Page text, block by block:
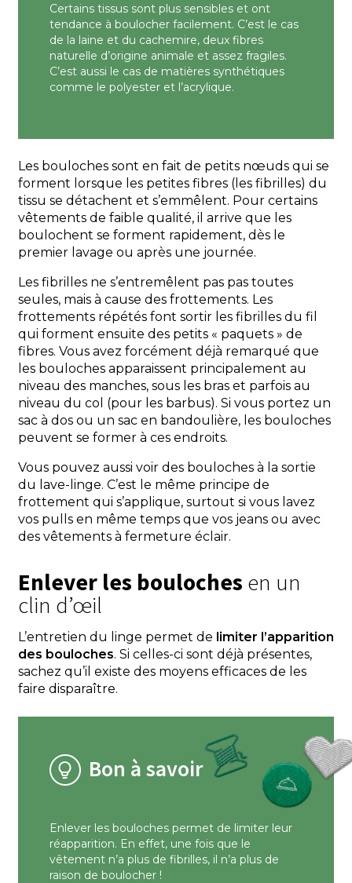
Certains tissus sont plus sensibles et ont
tendance à boulocher facilement. C’est le cas
de la laine et du cachemire, deux fibres
naturelle d’origine animale et assez fragiles.
C’est aussi le cas de matières synthétiques
comme le polyester et l’acrylique.
Les bouloches sont en fait de petits nœuds qui se
forment lorsque les petites fibres (les fibrilles) du
tissu se détachent et s’emmêlent. Pour certains
vêtements de faible qualité, il arrive que les
boulochent se forment rapidement, dès le
premier lavage ou après une journée.
Les fibrilles ne s’entremêlent pas pas toutes
seules, mais à cause des frottements. Les
frottements répétés font sortir les fibrilles du fil
qui forment ensuite des petits « paquets » de
fibres. Vous avez forcément déjà remarqué que
les bouloches apparaissent principalement au
niveau des manches, sous les bras et parfois au
niveau du col (pour les barbus). Si vous portez un
sac à dos ou un sac en bandoulière, les bouloches
peuvent se former à ces endroits.
Vous pouvez aussi voir des bouloches à la sortie
du lave-linge. C’est le même principe de
frottement qui s’applique, surtout si vous lavez
vos pulls en même temps que vos jeans ou avec
des vêtements à fermeture éclair.
Enlever les bouloches en un
clin d’œil
L’entretien du linge permet de limiter l’apparition
des bouloches. Si celles-ci sont déjà présentes,
sachez qu’il existe des moyens efficaces de les
faire disparaître.
Bon à savoir
Enlever les bouloches permet de limiter leur
réapparition. En effet, une fois que le
vêtement n’a plus de fibrilles, il n’a plus de
raison de boulocher !